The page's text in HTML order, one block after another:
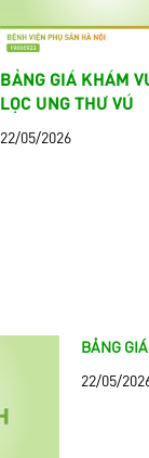
BẢNG GIÁ KHÁM
LỌC UNG THƯ VÚ
22/05/2026
BẢNG
22/05/